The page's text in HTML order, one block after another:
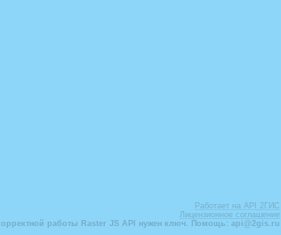
Работает на API 2ГИС
Лицензионное соглашение
работы Raster JS API нужен ключ. Помощь: api@2gis.ru